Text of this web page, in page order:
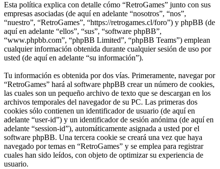
Esta política explica con detalle cómo “RetroGames” junto con sus
empresas asociadas (de aquí en adelante “nosotros”, “nos”,
“nuestro”, “RetroGames”, “https://retrogames.cl/foro”) y phpBB (de
aquí en adelante “ellos”, “sus”, “software phpBB”,
“www.phpbb.com”, “phpBB Limited”, “phpBB Teams”) emplean
cualquier información obtenida durante cualquier sesión de uso por
usted (de aquí en adelante “su información”).
Tu información es obtenida por dos vías. Primeramente, navegar por
“RetroGames” hará al software phpBB crear un número de cookies,
las cuales son un pequeño archivo de texto que se descargan en los
archivos temporales del navegador de su PC. Las primeras dos
cookies sólo contienen un identificador de usuario (de aquí en
adelante “user-id”) y un identificador de sesión anónima (de aquí en
adelante “session-id”), automáticamente asignada a usted por el
software phpBB. Una tercera cookie se creará una vez que haya
navegado por temas en “RetroGames” y se emplea para registrar
cuales han sido leídos, con objeto de optimizar su experiencia de
usuario.